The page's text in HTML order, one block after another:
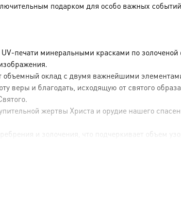
подарком для особо важных
печати минеральными красками по
объемный оклад с двумя важнейшими
веры и благодать, исходящую от святого
жертвы Христа и орудие нашего
и золочения, что подчеркивает объем